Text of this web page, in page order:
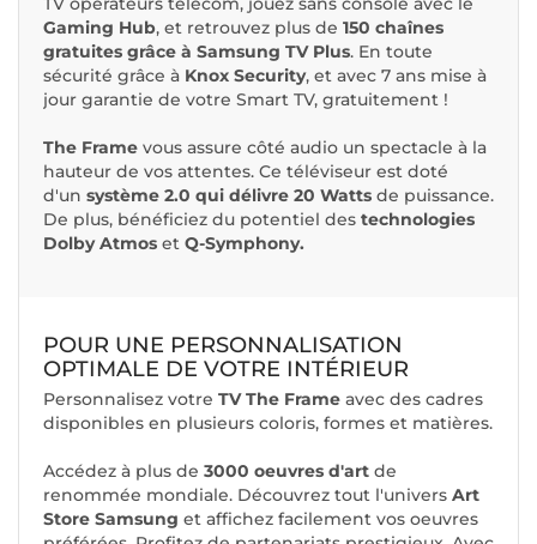
Gaming Hub, et retrouvez plus de 150 chaînes
gratuites grâce à Samsung TV Plus. En toute
sécurité grâce à Knox Security, et avec 7 ans mise à
jour garantie de votre Smart TV, gratuitement !
The Frame vous assure côté audio un spectacle à la
hauteur de vos attentes. Ce téléviseur est doté
d'un système 2.0 qui délivre 20 Watts de puissance.
De plus, bénéficiez du potentiel des technologies
Dolby Atmos et Q-Symphony.
POUR UNE PERSONNALISATION
OPTIMALE DE VOTRE INTÉRIEUR
Personnalisez votre TV The Frame avec des cadres
disponibles en plusieurs coloris, formes et matières.
Accédez à plus de 3000 oeuvres d'art de
renommée mondiale. Découvrez tout l'univers Art
Store Samsung et affichez facilement vos oeuvres